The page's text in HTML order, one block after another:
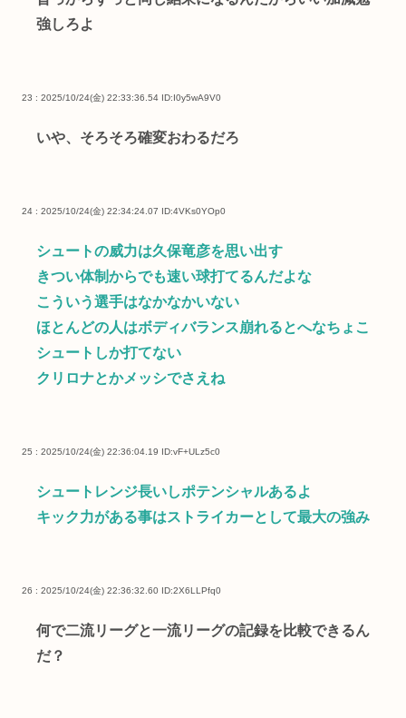
強しろよ
23 : 2025/10/24(金) 22:33:36.54 ID:I0y5wA9V0
いや、そろそろ確変おわるだろ
24 : 2025/10/24(金) 22:34:24.07 ID:4VKs0YOp0
シュートの威力は久保竜彦を思い出す
きつい体制からでも速い球打てるんだよな
こういう選手はなかなかいない
ほとんどの人はボディバランス崩れるとへなちょこ
シュートしか打てない
クリロナとかメッシでさえね
25 : 2025/10/24(金) 22:36:04.19 ID:vF+ULz5c0
シュートレンジ長いしポテンシャルあるよ
キック力がある事はストライカーとして最大の強み
26 : 2025/10/24(金) 22:36:32.60 ID:2X6LLPfq0
何で二流リーグと一流リーグの記録を比較できるん
だ？